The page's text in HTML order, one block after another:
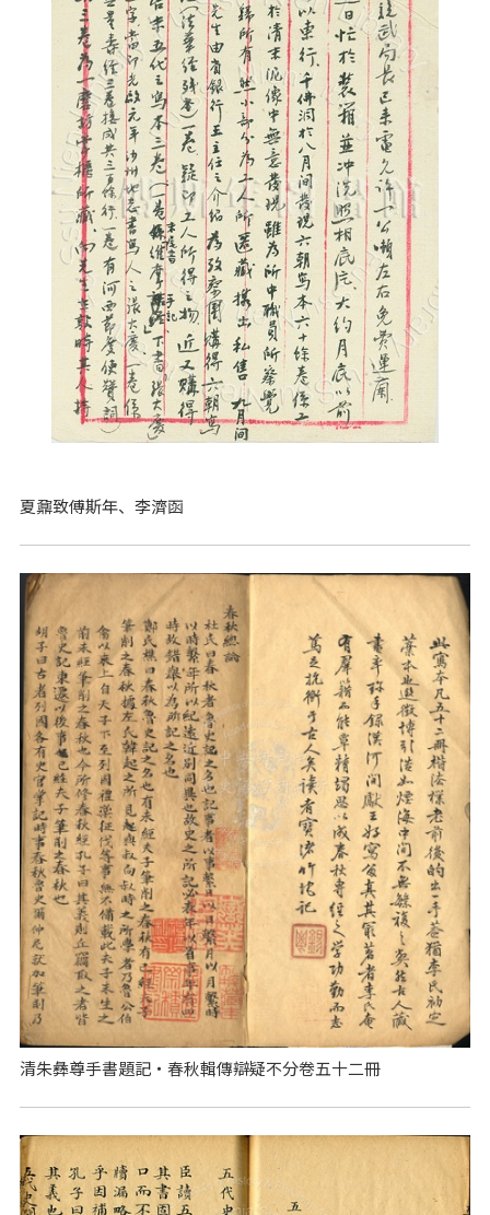
夏鼐致傅斯年、李濟函
清朱彝尊手書題記‧春秋輯傳辯疑不分卷五十二冊